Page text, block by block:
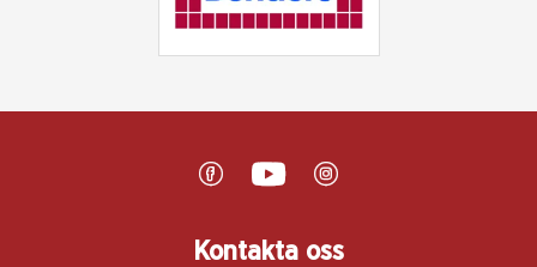
Kontakta oss